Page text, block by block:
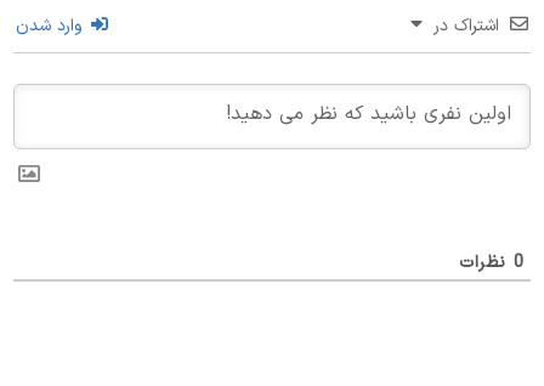
اشتراک در وارد شدن